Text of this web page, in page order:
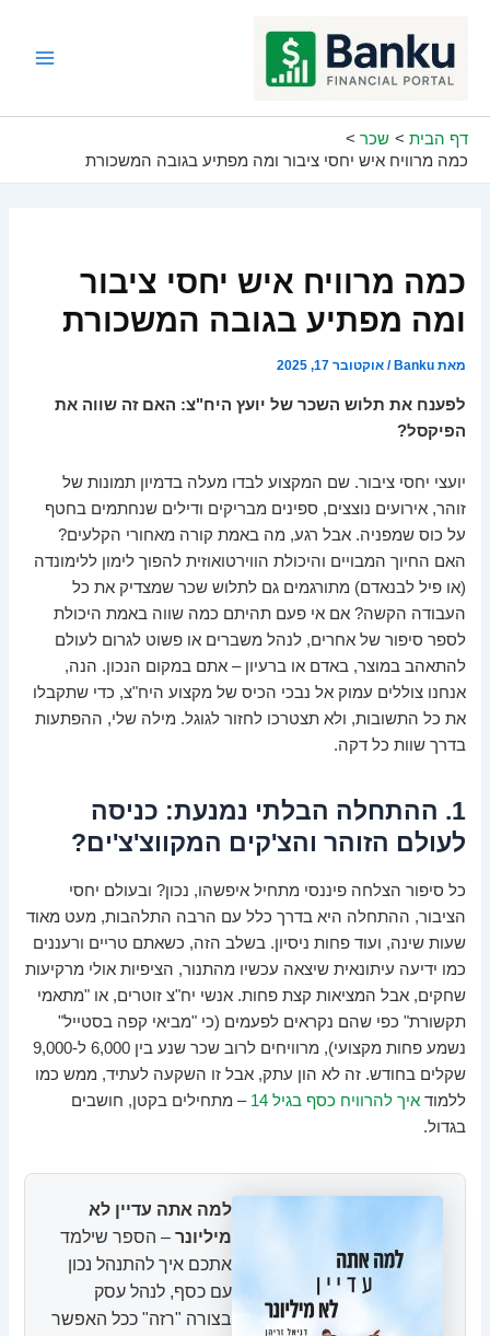
דף הבית
שכר
כמה מרוויח איש יחסי ציבור ומה מפתיע בגובה המשכורת
כמה מרוויח איש יחסי ציבור
ומה מפתיע בגובה המשכורת
מאתBanku
/אוקטובר 17, 2025
לפענח את תלוש השכר של יועץ היח"צ: האם זה שווה את
הפיקסל?
יועצי יחסי ציבור. שם המקצוע לבדו מעלה בדמיון תמונות של
זוהר, אירועים נוצצים, ספינים מבריקים ודילים שנחתמים בחטף
על כוס שמפניה. אבל רגע, מה באמת קורה מאחורי הקלעים?
האם החיוך המבויים והיכולת הווירטואוזית להפוך לימון ללימונדה
(או פיל לבנאדם) מתורגמים גם לתלוש שכר שמצדיק את כל
העבודה הקשה? אם אי פעם תהיתם כמה שווה באמת היכולת
לספר סיפור של אחרים, לנהל משברים או פשוט לגרום לעולם
להתאהב במוצר, באדם או ברעיון – אתם במקום הנכון. הנה,
אנחנו צוללים עמוק אל נבכי הכיס של מקצוע היח"צ, כדי שתקבלו
את כל התשובות, ולא תצטרכו לחזור לגוגל. מילה שלי, ההפתעות
בדרך שוות כל דקה.
1. ההתחלה הבלתי נמנעת: כניסה
לעולם הזוהר והצ'קים המקווצ'צ'ים?
כל סיפור הצלחה פיננסי מתחיל איפשהו, נכון? ובעולם יחסי
הציבור, ההתחלה היא בדרך כלל עם הרבה התלהבות, מעט מאוד
שעות שינה, ועוד פחות ניסיון. בשלב הזה, כשאתם טריים ורעננים
כמו ידיעה עיתונאית שיצאה עכשיו מהתנור, הציפיות אולי מרקיעות
שחקים, אבל המציאות קצת פחות. אנשי יח"צ זוטרים, או "מתאמי
תקשורת" כפי שהם נקראים לפעמים (כי "מביאי קפה בסטייל"
נשמע פחות מקצועי), מרוויחים לרוב שכר שנע בין 6,000 ל-9,000
שקלים בחודש. זה לא הון עתק, אבל זו השקעה לעתיד, ממש כמו
ללמודאיך להרוויח כסף בגיל 14
– מתחילים בקטן, חושבים
בגדול.
למה אתה עדיין לא
מיליונר – הספר שילמד
אתכם איך להתנהל נכון
עם כסף, לנהל עסק
בצורה "רזה" ככל האפשר